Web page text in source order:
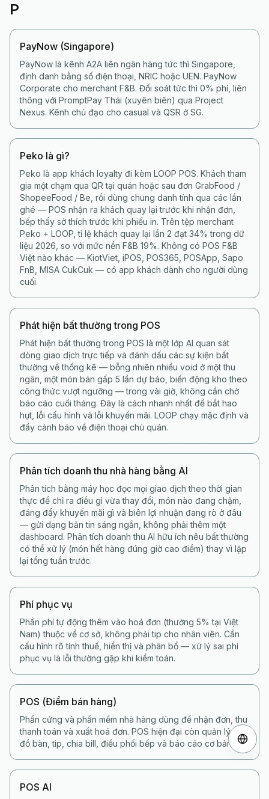
P
PayNow (Singapore)
PayNow là kênh A2A liên ngân hàng tức thì Singapore,
định danh bằng số điện thoại, NRIC hoặc UEN. PayNow
Corporate cho merchant F&B. Đối soát tức thì 0% phí, liên
thông với PromptPay Thái (xuyên biên) qua Project
Nexus. Kênh chủ đạo cho casual và QSR ở SG.
Peko là gì?
Peko là app khách loyalty đi kèm LOOP POS. Khách tham
gia một chạm qua QR tại quán hoặc sau đơn GrabFood /
ShopeeFood / Be, rồi dùng chung danh tính qua các lần
ghé — POS nhận ra khách quay lại trước khi nhận đơn,
bếp thấy sở thích trước khi phiếu in. Trên tệp merchant
Peko + LOOP, tỉ lệ khách quay lại lần 2 đạt 34% trong dữ
liệu 2026, so với mức nền F&B 19%. Không có POS F&B
Việt nào khác — KiotViet, iPOS, POS365, POSApp, Sapo
FnB, MISA CukCuk — có app khách dành cho người dùng
cuối.
Phát hiện bất thường trong POS
Phát hiện bất thường trong POS là một lớp AI quan sát
dòng giao dịch trực tiếp và đánh dấu các sự kiện bất
thường về thống kê — bỗng nhiên nhiều void ở một thu
ngân, một món bán gấp 5 lần dự báo, biến động kho theo
công thức vượt ngưỡng — trong vài giờ, không cần chờ
báo cáo cuối tháng. Đây là cách nhanh nhất để bắt hao
hụt, lỗi cấu hình và lỗi khuyến mãi. LOOP chạy mặc định và
đẩy cảnh báo về điện thoại chủ quán.
Phân tích doanh thu nhà hàng bằng AI
Phân tích bằng máy học đọc mọi giao dịch theo thời gian
thực để chỉ ra điều gì vừa thay đổi, món nào đang chậm,
đáng đẩy khuyến mãi gì và biên lợi nhuận đang rò ở đâu
— gửi dạng bản tin sáng ngắn, không phải thêm một
dashboard. Phân tích doanh thu AI hữu ích nêu bất thường
có thể xử lý (món hết hàng đúng giờ cao điểm) thay vì lặp
lại tổng tuần trước.
Phí phục vụ
Phần phí tự động thêm vào hoá đơn (thường 5% tại Việt
Nam) thuộc về cơ sở, không phải tip cho nhân viên. Cần
cấu hình rõ tính thuế, hiển thị và phân bổ — xử lý sai phí
phục vụ là lỗi thường gặp khi kiểm toán.
POS (Điểm bán hàng)
Phần cứng và phần mềm nhà hàng dùng để nhận đơn, thu
thanh toán và xuất hoá đơn. POS hiện đại còn quản lý sơ
đồ bàn, tip, chia bill, điều phối bếp và báo cáo cơ bản.
POS AI